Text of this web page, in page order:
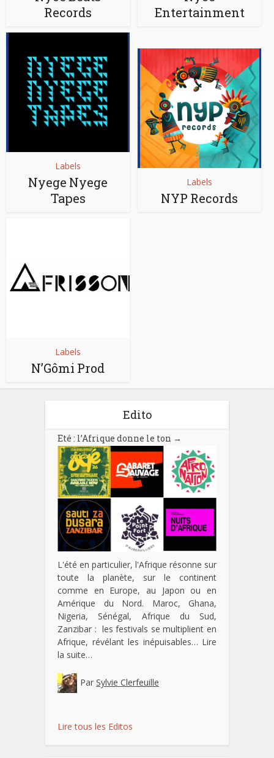
Records
Entertainment
Labels
Nyege Nyege
Tapes
Labels
NYP Records
Labels
N’Gômi Prod
Edito
Eté : l’Afrique donne le ton →
L'été en particulier, l'Afrique résonne sur
toute la planète, sur le continent
comme en Europe, au Japon ou en
Amérique du Nord. Maroc, Ghana,
Nigeria, Sénégal, Afrique du Sud,
Zanzibar : les festivals se multiplient en
Afrique, révélant les inépuisables… Lire
la suite…
Par Sylvie Clerfeuille
Lire tous les Editos